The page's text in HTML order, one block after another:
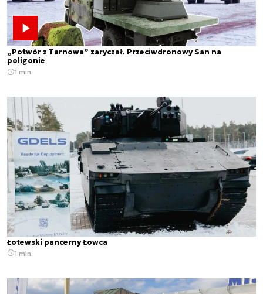
„Potwór z Tarnowa” zaryczał. Przeciwdronowy San na
poligonie
1 min.
Łotewski pancerny Łowca
1 min.